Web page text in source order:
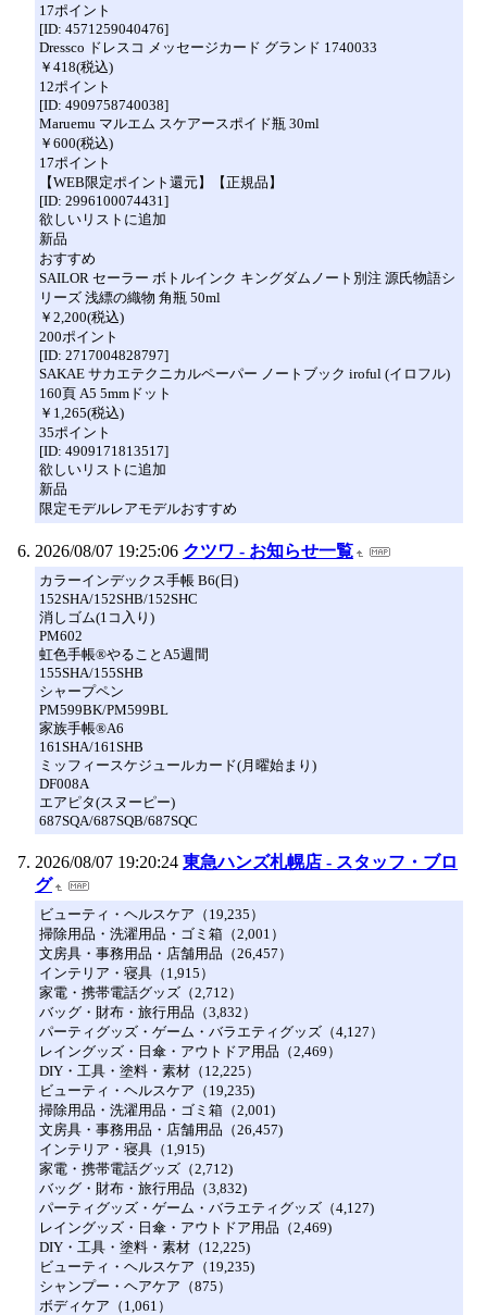
17ポイント
[ID: 4571259040476]
Dressco ドレスコ メッセージカード グランド 1740033
￥418(税込)
12ポイント
[ID: 4909758740038]
Maruemu マルエム スケアースポイド瓶 30ml
￥600(税込)
17ポイント
【WEB限定ポイント還元】【正規品】
[ID: 2996100074431]
欲しいリストに追加
新品
おすすめ
SAILOR セーラー ボトルインク キングダムノート別注 源氏物語シ
リーズ 浅縹の織物 角瓶 50ml
￥2,200(税込)
200ポイント
[ID: 2717004828797]
SAKAE サカエテクニカルペーパー ノートブック iroful (イロフル)
160頁 A5 5mmドット
￥1,265(税込)
35ポイント
[ID: 4909171813517]
欲しいリストに追加
新品
限定モデルレアモデルおすすめ
2026/08/07 19:25:06 クツワ - お知らせ一覧
カラーインデックス手帳 B6(日)
152SHA/152SHB/152SHC
消しゴム(1コ入り)
PM602
虹色手帳®やることA5週間
155SHA/155SHB
シャープペン
PM599BK/PM599BL
家族手帳®A6
161SHA/161SHB
ミッフィースケジュールカード(月曜始まり)
DF008A
エアピタ(スヌーピー)
687SQA/687SQB/687SQC
2026/08/07 19:20:24 東急ハンズ札幌店 - スタッフ・ブロ
グ
ビューティ・ヘルスケア（19,235）
掃除用品・洗濯用品・ゴミ箱（2,001）
文房具・事務用品・店舗用品（26,457）
インテリア・寝具（1,915）
家電・携帯電話グッズ（2,712）
バッグ・財布・旅行用品（3,832）
パーティグッズ・ゲーム・バラエティグッズ（4,127）
レイングッズ・日傘・アウトドア用品（2,469）
DIY・工具・塗料・素材（12,225）
ビューティ・ヘルスケア（19,235)
掃除用品・洗濯用品・ゴミ箱（2,001)
文房具・事務用品・店舗用品（26,457)
インテリア・寝具（1,915)
家電・携帯電話グッズ（2,712)
バッグ・財布・旅行用品（3,832)
パーティグッズ・ゲーム・バラエティグッズ（4,127)
レイングッズ・日傘・アウトドア用品（2,469)
DIY・工具・塗料・素材（12,225)
ビューティ・ヘルスケア（19,235)
シャンプー・ヘアケア（875）
ボディケア（1,061）